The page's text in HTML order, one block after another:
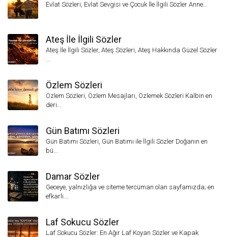
Evlat Sözleri, Evlat Sevgisi ve Çocuk İle İlgili Sözler Anne...
Ateş İle İlgili Sözler
Ateş İle İlgili Sözler, Ateş Sözleri, Ateş Hakkında Güzel Sözler
...
Özlem Sözleri
Özlem Sözleri, Özlem Mesajları, Özlemek Sözleri Kalbin en
deri...
Gün Batımı Sözleri
Gün Batımı Sözleri, Gün Batımı ile İlgili Sözler Doğanın en
bü...
Damar Sözler
Geceye, yalnızlığa ve siteme tercüman olan sayfamızda; en
efkarlı...
Laf Sokucu Sözler
Laf Sokucu Sözler: En Ağır Laf Koyan Sözler ve Kapak